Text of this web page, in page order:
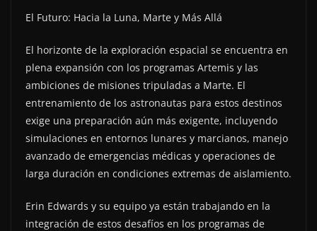
El Futuro: Hacia la Luna, Marte y Más Allá
El horizonte de la exploración espacial se encuentra en
plena expansión con los programas Artemis y las
ambiciones de misiones tripuladas a Marte. El
entrenamiento de los astronautas para estos destinos
exige una preparación aún más exigente, incluyendo
simulaciones en entornos lunares y marcianos, manejo
avanzado de emergencias médicas y operaciones de
larga duración en condiciones extremas de aislamiento.
Erin Edwards y su equipo ya están trabajando en la
integración de estos desafíos en los programas de